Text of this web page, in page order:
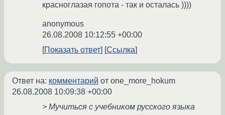
красноглазая гопота - так и осталась ))))
anonymous
26.08.2008 10:12:55 +00:00
Показать ответ
Ссылка
Ответ на: комментарий от one_more_hokum
26.08.2008 10:09:38 +00:00
> Мучиться с учебником русского языка